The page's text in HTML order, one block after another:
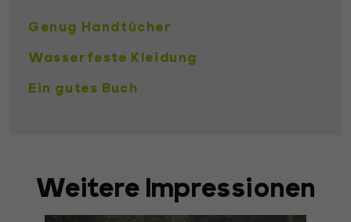
Genug Handtücher
Wasserfeste Kleidung
Ein gutes Buch
Weitere Impressionen